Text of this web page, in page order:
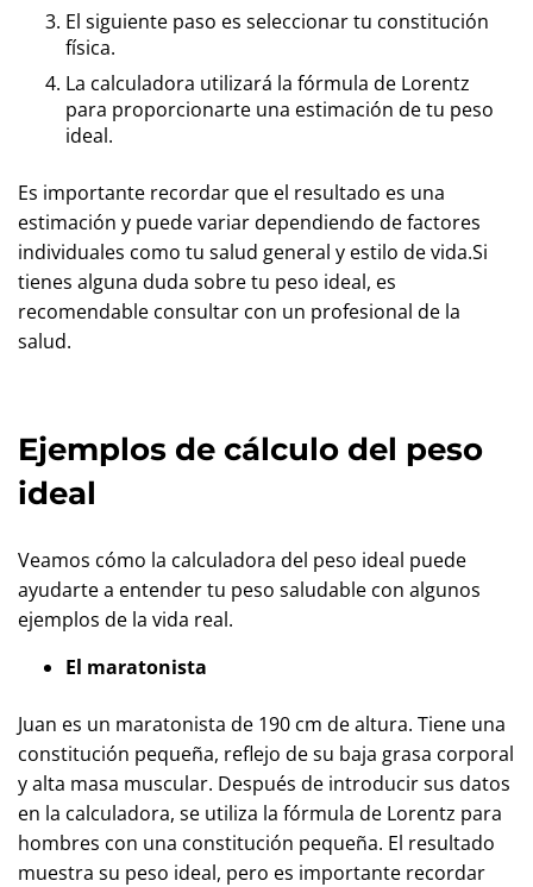
El siguiente paso es seleccionar tu constitución
física.
La calculadora utilizará la fórmula de Lorentz
para proporcionarte una estimación de tu peso
ideal.
Es importante recordar que el resultado es una
estimación y puede variar dependiendo de factores
individuales como tu salud general y estilo de vida.Si
tienes alguna duda sobre tu peso ideal, es
recomendable consultar con un profesional de la
salud.
Ejemplos de cálculo del peso
ideal
Veamos cómo la calculadora del peso ideal puede
ayudarte a entender tu peso saludable con algunos
ejemplos de la vida real.
El maratonista
Juan es un maratonista de 190 cm de altura. Tiene una
constitución pequeña, reflejo de su baja grasa corporal
y alta masa muscular. Después de introducir sus datos
en la calculadora, se utiliza la fórmula de Lorentz para
hombres con una constitución pequeña. El resultado
muestra su peso ideal, pero es importante recordar